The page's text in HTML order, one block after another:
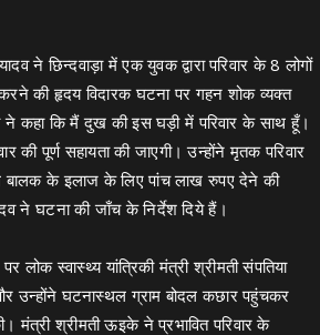
ने छिन्दवाड़ा में एक युवक द्वारा परिवार के 8 लोगों
की हृदय विदारक घटना पर गहन शोक व्यक्त
ने कहा कि मैं दुख की इस घड़ी में परिवार के साथ हूँ।
की पूर्ण सहायता की जाएगी। उन्होंने मृतक परिवार
के इलाज के लिए पांच लाख रुपए देने की
ने घटना की जाँच के निर्देश दिये हैं।
लोक स्वास्थ्य यांत्रिकी मंत्री श्रीमती संपतिया
उन्होंने घटनास्थल ग्राम बोदल कछार पहुंचकर
मंत्री श्रीमती ऊइके ने प्रभावित परिवार के